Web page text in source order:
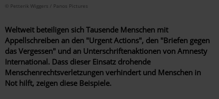
© Petterik Wiggers / Panos Pictures
Weltweit beteiligen sich Tausende ­Menschen mit
Appellschreiben an den "Urgent Actions", den "Briefen gegen
das Vergessen" und an Unterschriften­aktionen von Amnesty
International. Dass dieser Einsatz drohende
Menschenrechtsverletzungen verhindert und Menschen in
Not hilft, zeigen diese Beispiele.